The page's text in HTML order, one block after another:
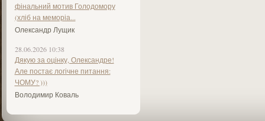
фінальний мотив Голодомору
(хліб на меморіа...
Олександр Лущик
28.06.2026 10:38
Дякую за оцінку, Олександре!
Але постає логічне питання:
ЧОМУ? )))
Володимир Коваль